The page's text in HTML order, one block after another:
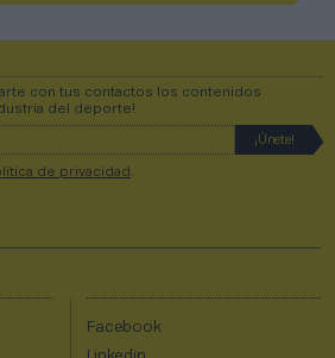
con tus contactos los contenidos
del deporte!
de privacidad .
Facebook